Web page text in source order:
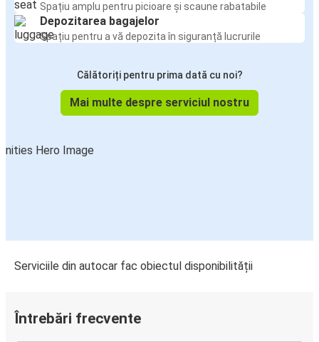
Duisburg
Amsterdam
Gent
Amsterdam
Spațiu amplu pentru picioare și scaune rabatabile
Depozitarea bagajelor
Spațiu pentru a vă depozita în siguranță lucrurile
Călătoriți pentru prima dată cu noi?
Mai multe despre serviciul nostru
Serviciile din autocar fac obiectul disponibilității
Întrebări frecvente